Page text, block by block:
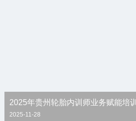
2025年贵州轮胎内训师业务赋能培训
2025-11-28